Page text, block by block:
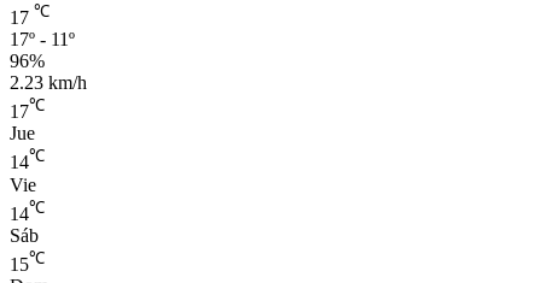
17 ℃
17º - 11º
96%
2.23 km/h
17℃
Jue
14℃
Vie
14℃
Sáb
15℃